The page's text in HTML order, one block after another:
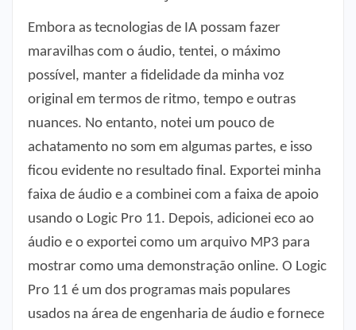
Embora as tecnologias de IA possam fazer
maravilhas com o áudio, tentei, o máximo
possível, manter a fidelidade da minha voz
original em termos de ritmo, tempo e outras
nuances. No entanto, notei um pouco de
achatamento no som em algumas partes, e isso
ficou evidente no resultado final. Exportei minha
faixa de áudio e a combinei com a faixa de apoio
usando o Logic Pro 11. Depois, adicionei eco ao
áudio e o exportei como um arquivo MP3 para
mostrar como uma demonstração online. O Logic
Pro 11 é um dos programas mais populares
usados ​​na área de engenharia de áudio e fornece